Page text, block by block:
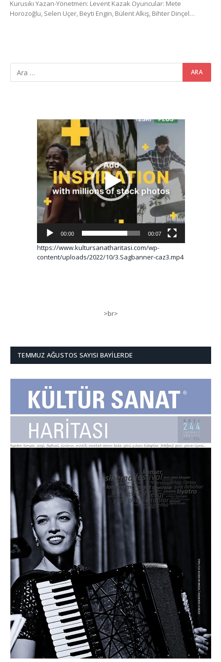
Kurusıkı Yazan-Yönetmen: Levent Kazak Oyuncular: Mete
Horozoğlu, Selen Uçer, Beyti Engin, Bülent Alkış, Bihter Dinçel…
Video
oynatıcı
00:00 00:07
https://www.kultursanatharitasi.com/wp-
content/uploads/2022/10/3.Sagbanner-caz3.mp4
>br>
TEMMUZ AĞUSTOS SAYISI BAYILERDE